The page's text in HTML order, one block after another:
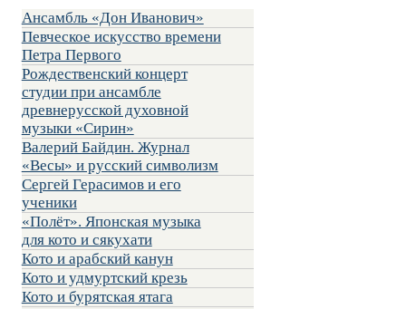
Ансамбль «Дон Иванович»
Певческое искусство времени
Петра Первого
Рождественский концерт
студии при ансамбле
древнерусской духовной
музыки «Сирин»
Валерий Байдин. Журнал
«Весы» и русский символизм
Сергей Герасимов и его
ученики
«Полёт». Японская музыка
для кото и сякухати
Кото и арабский канун
Кото и удмуртский крезь
Кото и бурятская ятага